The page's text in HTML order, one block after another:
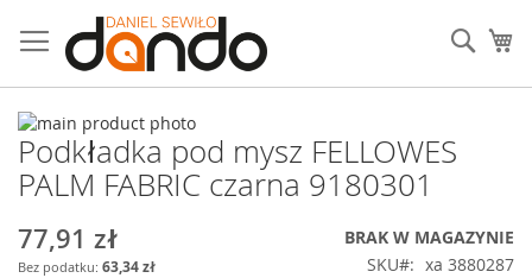
do
treści
Przejdź
na
koniec
galerii
Przejdź
na
początek
Podkładka pod mysz FELLOWES
PALM FABRIC czarna 9180301
77,91 zł
63,34 zł
BRAK W MAGAZYNIE
SKU
xa 3880287